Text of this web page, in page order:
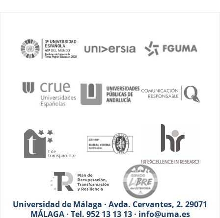
Universidad de Málaga · Avda. Cervantes, 2. 29071
MÁLAGA · Tel. 952 13 13 13 · info@uma.es